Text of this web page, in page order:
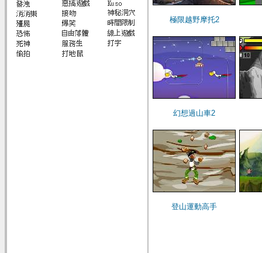
極限越野摩托2
幻想過山車2
登山運動高手